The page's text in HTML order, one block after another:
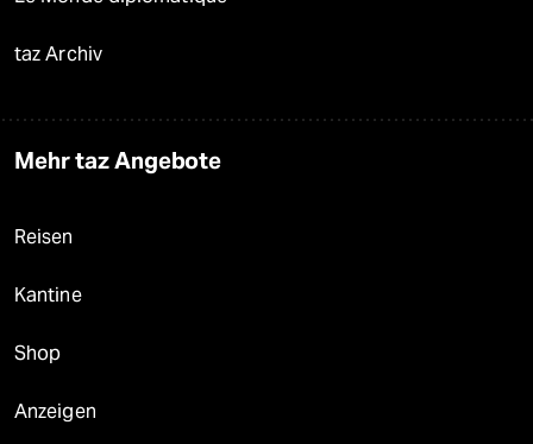
taz Archiv
Mehr taz Angebote
Reisen
Kantine
Shop
Anzeigen